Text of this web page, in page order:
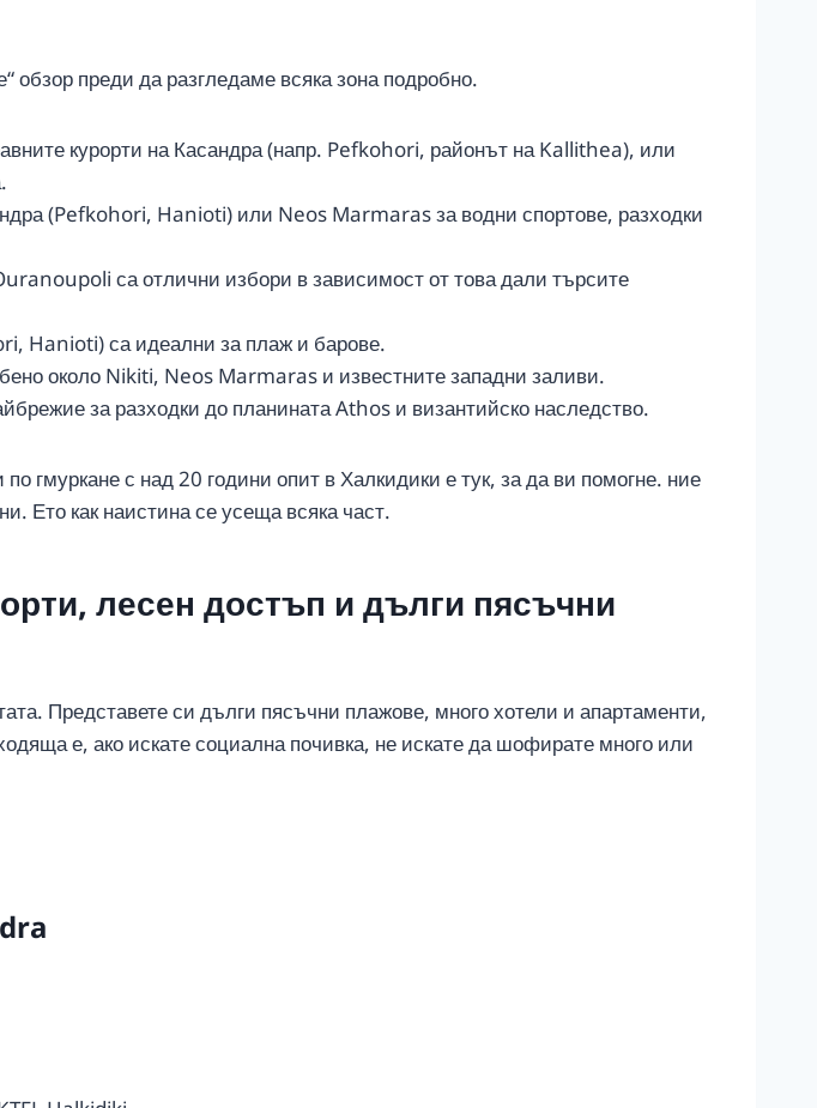
обзор преди да разгледаме всяка зона подробно.
курорти на Касандра (напр. Pefkohori, районът на Kallithea), или
(Pefkohori, Hanioti) или Neos Marmaras за водни спортове, разходки
са отлични избори в зависимост от това дали търсите
Hanioti) са идеални за плаж и барове.
около Nikiti, Neos Marmaras и известните западни заливи.
за разходки до планината Athos и византийско наследство.
гмуркане с над 20 години опит в Халкидики е тук, за да ви помогне. ние
Ето как наистина се усеща всяка част.
лесен достъп и дълги пясъчни
Представете си дълги пясъчни плажове, много хотели и апартаменти,
е, ако искате социална почивка, не искате да шофирате много или